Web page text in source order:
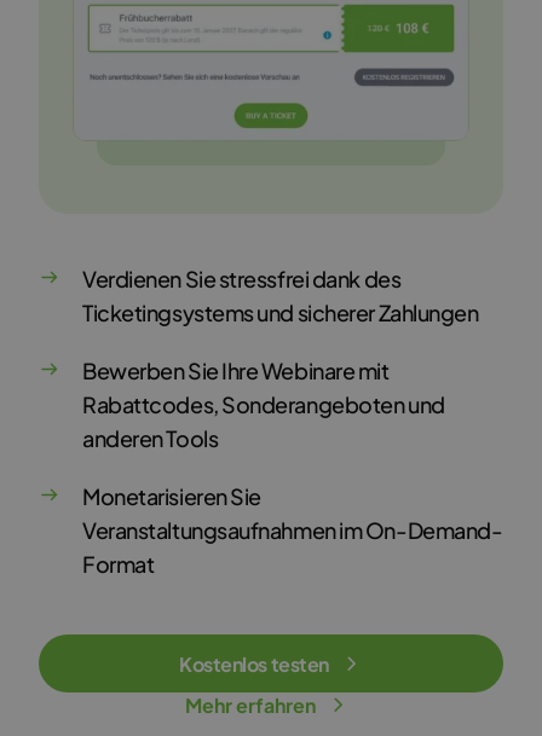
Verdienen Sie stressfrei dank des
Ticketingsystems und sicherer Zahlungen
Bewerben Sie Ihre Webinare mit
Rabattcodes, Sonderangeboten und
anderen Tools
Monetarisieren Sie
Veranstaltungsaufnahmen im On-Demand-
Format
Kostenlos testen
Mehr erfahren